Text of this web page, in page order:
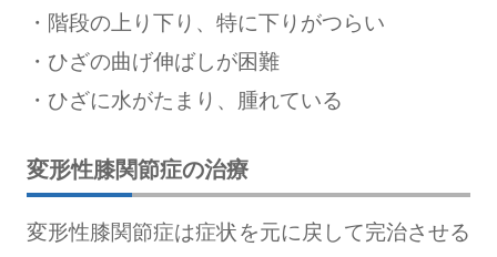
・階段の上り下り、特に下りがつらい
・ひざの曲げ伸ばしが困難
・ひざに水がたまり、腫れている
変形性膝関節症の治療
変形性膝関節症は症状を元に戻して完治させる